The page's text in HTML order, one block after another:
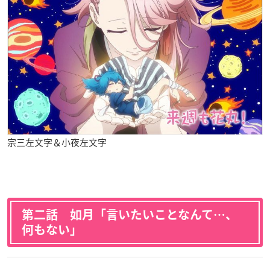
宗三左文字＆小夜左文字
第二話 如月「言いたいことなんて…、
何もない」